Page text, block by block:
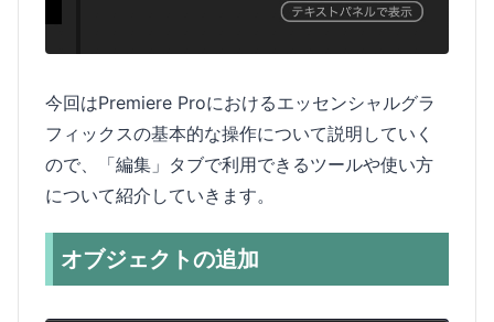
今回はPremiere Proにおけるエッセンシャルグラ
フィックスの基本的な操作について説明していく
ので、「編集」タブで利用できるツールや使い方
について紹介していきます。
オブジェクトの追加